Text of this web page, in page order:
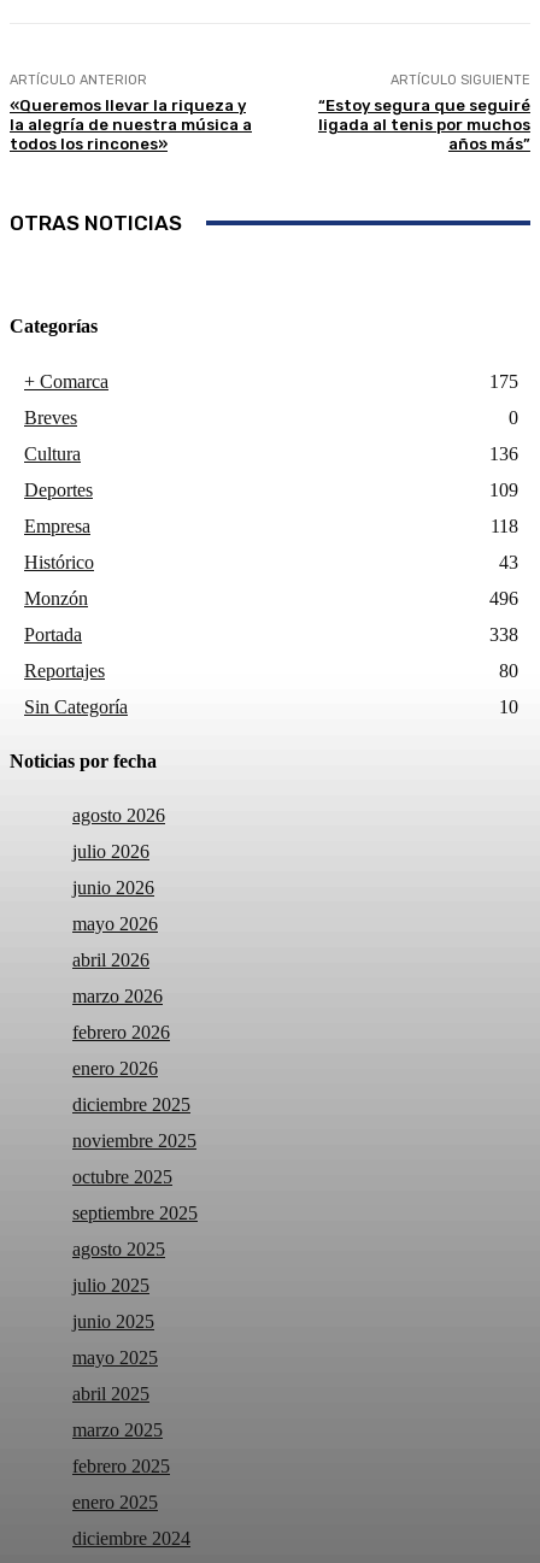
ARTÍCULO ANTERIOR
«Queremos llevar la riqueza y
la alegría de nuestra música a
todos los rincones»
ARTÍCULO SIGUIENTE
“Estoy segura que seguiré
ligada al tenis por muchos
años más”
OTRAS NOTICIAS
Categorías
+ Comarca
175
Breves
0
Cultura
136
Deportes
109
Empresa
118
Histórico
43
Monzón
496
Portada
338
Reportajes
80
Sin Categoría
10
Noticias por fecha
agosto 2026
julio 2026
junio 2026
mayo 2026
abril 2026
marzo 2026
febrero 2026
enero 2026
diciembre 2025
noviembre 2025
octubre 2025
septiembre 2025
agosto 2025
julio 2025
junio 2025
mayo 2025
abril 2025
marzo 2025
febrero 2025
enero 2025
diciembre 2024